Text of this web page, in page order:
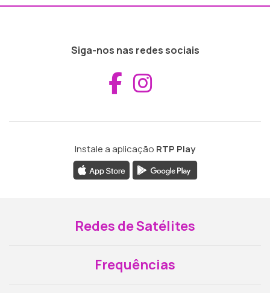
Siga-nos nas redes sociais
Aceder ao
Instale a aplicação RTP Play
Redes de Satélites
Frequências